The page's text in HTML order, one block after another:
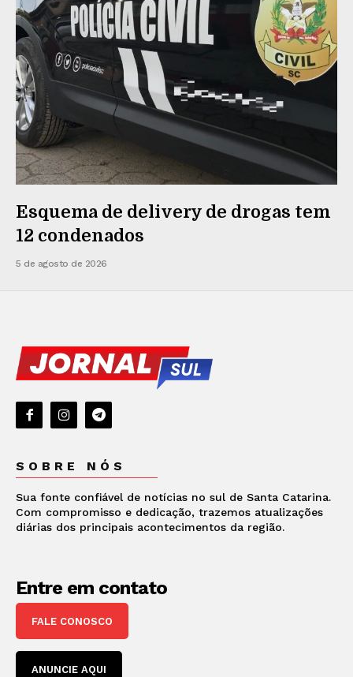
Esquema de delivery de drogas tem
12 condenados
5 de agosto de 2026
SOBRE NÓS
Sua fonte confiável de notícias no sul de Santa Catarina.
Com compromisso e dedicação, trazemos atualizações
diárias dos principais acontecimentos da região.
Entre em contato
FALE CONOSCO
ANUNCIE AQUI